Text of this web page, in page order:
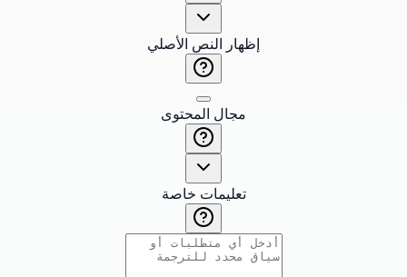
إظهار النص الأصلي
مجال المحتوى
تعليمات خاصة